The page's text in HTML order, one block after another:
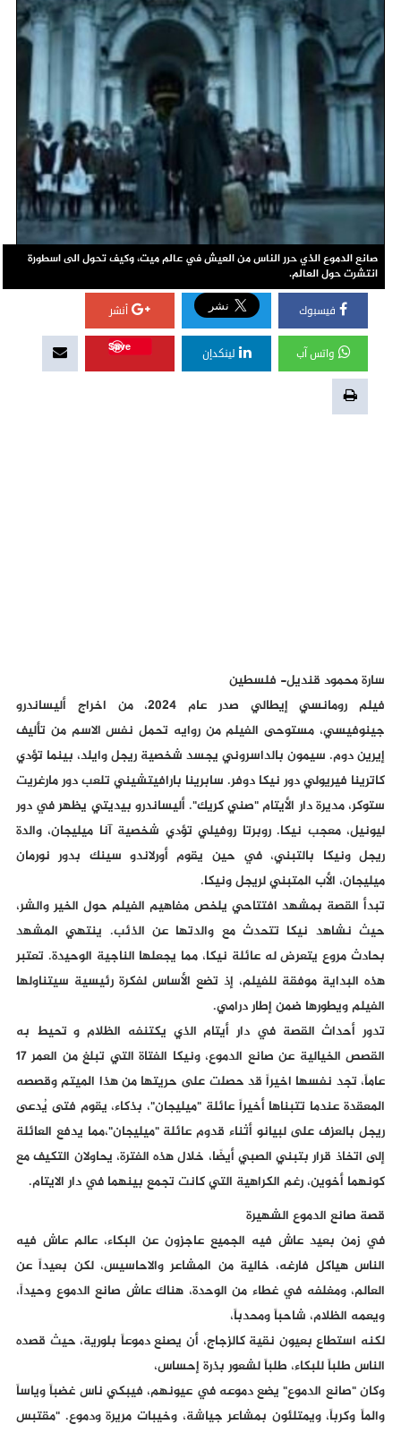
صانع الدموع الذي حرر الناس من العيش في عالم ميت، وكيف تحول الى اسطورة
انتشرت حول العالم.
فيسبوك أنشر
واتس آب لينكدإن
Save
سارة محمود قنديل- فلسطين
فيلم رومانسي إيطالي صدر عام 2024، من اخراج أليساندرو
جينوفيسي، مستوحى الفيلم من روايه تحمل نفس الاسم من تأليف
إيرين دوم. سيمون بالداسروني يجسد شخصية ريجل وايلد، بينما تؤدي
كاترينا فيريولي دور نيكا دوفر. سابرينا بارافيتشيني تلعب دور مارغريت
ستوكر، مديرة دار الأيتام "صني كريك". أليساندرو بيديتي يظهر في دور
ليونيل، معجب نيكا. روبرتا روفيلي تؤدي شخصية آنا ميليجان، والدة
ريجل ونيكا بالتبني، في حين يقوم أورلاندو سينك بدور نورمان
ميليجان، الأب المتبني لريجل ونيكا.
تبدأ القصة بمشهد افتتاحي يلخص مفاهيم الفيلم حول الخير والشر،
حيث نشاهد نيكا تتحدث مع والدتها عن الذئب. ينتهي المشهد
بحادث مروع يتعرض له عائلة نيكا، مما يجعلها الناجية الوحيدة. تعتبر
هذه البداية موفقة للفيلم، إذ تضع الأساس لفكرة رئيسية سيتناولها
الفيلم ويطورها ضمن إطار درامي.
تدور أحداث القصة في دار أيتام الذي يكتنفه الظلام و تحيط به
القصص الخيالية عن صانع الدموع، ونيكا الفتاة التي تبلغ من العمر 17
عاماً، تجد نفسها اخيراً قد حصلت على حريتها من هذا الميتم وقصصه
المعقدة عندما تتبناها أخيراً عائلة "ميليجان"، بذكاء، يقوم فتى يُدعى
ريجل بالعزف على لبيانو أثناء قدوم عائلة "ميليجان"،مما يدفع العائلة
إلى اتخاذ قرار بتبني الصبي أيضًا، خلال هذه الفترة، يحاولان التكيف مع
كونهما أخوين، رغم الكراهية التي كانت تجمع بينهما في دار الايتام.
قصة صانع الدموع الشهيرة
في زمن بعيد عاش فيه الجميع عاجزون عن البكاء، عالم عاش فيه
الناس هياكل فارغه، خالية من المشاعر والاحاسيس، لكن بعيداً عن
العالم، ومغلفه في غطاء من الوحدة، هناك عاش صانع الدموع وحيداً،
ويعمه الظلام، شاحباً ومحدباً،
لكنه استطاع بعيون نقية كالزجاج، أن يصنع دموعاً بلورية، حيث قصده
الناس طلباً للبكاء، طلباً لشعور بذرة إحساس،
وكان "صانع الدموع" يضع دموعه في عيونهم، فيبكي ناس غضباً وياساً
والماً وكرباً، ويمتلئون بمشاعر جياشة، وخيبات مريرة ودموع. "مقتبس